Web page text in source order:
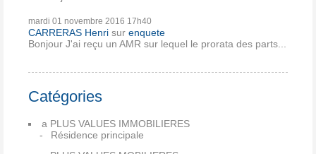
mardi 01 novembre 2016 17h40
CARRERAS Henri sur enquete
Bonjour J'ai reçu un AMR sur lequel le prorata des parts...
Catégories
a PLUS VALUES IMMOBILIERES
Résidence principale